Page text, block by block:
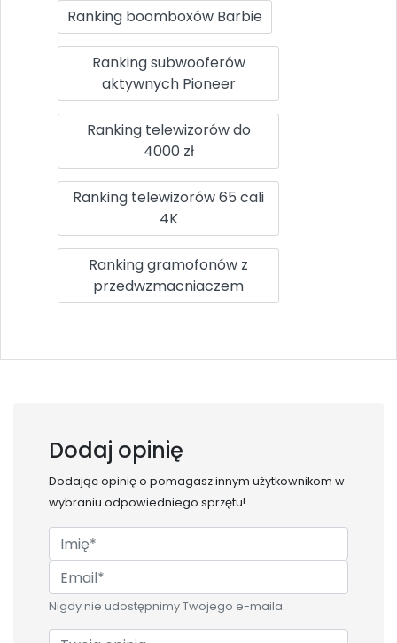
Ranking boomboxów Barbie
Ranking subwooferów
aktywnych Pioneer
Ranking telewizorów do
4000 zł
Ranking telewizorów 65 cali
4K
Ranking gramofonów z
przedwzmacniaczem
Dodaj opinię
Dodając opinię o pomagasz innym użytkownikom w
wybraniu odpowiedniego sprzętu!
Nigdy nie udostępnimy Twojego e-maila.